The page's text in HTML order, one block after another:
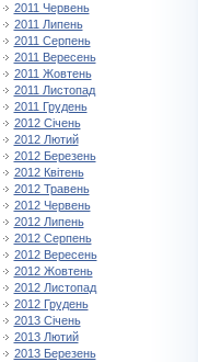
2011 Червень
2011 Липень
2011 Серпень
2011 Вересень
2011 Жовтень
2011 Листопад
2011 Грудень
2012 Січень
2012 Лютий
2012 Березень
2012 Квітень
2012 Травень
2012 Червень
2012 Липень
2012 Серпень
2012 Вересень
2012 Жовтень
2012 Листопад
2012 Грудень
2013 Січень
2013 Лютий
2013 Березень